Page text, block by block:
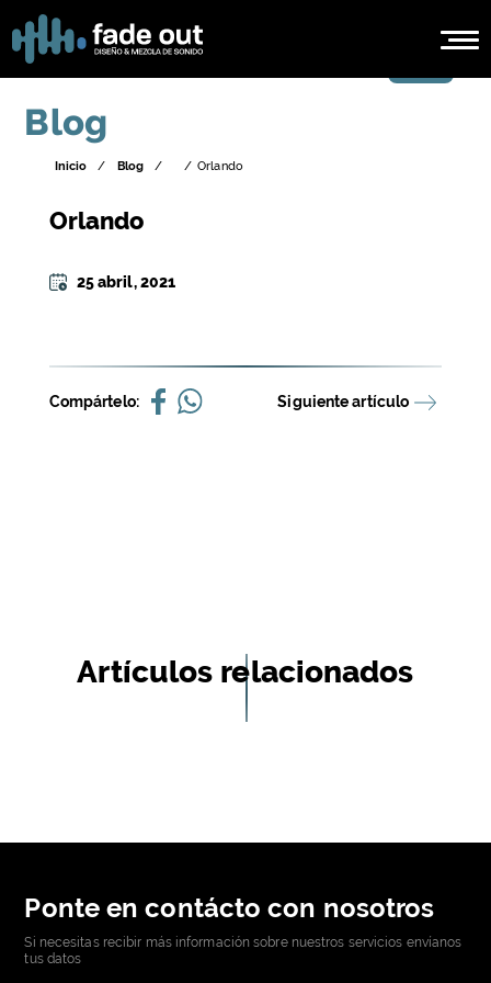
Blog
Inicio / Blog / / Orlando
Orlando
25 abril, 2021
Compártelo: Siguiente artículo
Artículos relacionados
Ponte en contácto con nosotros
Si necesitas recibir más información sobre nuestros servicios envíanos
tus datos